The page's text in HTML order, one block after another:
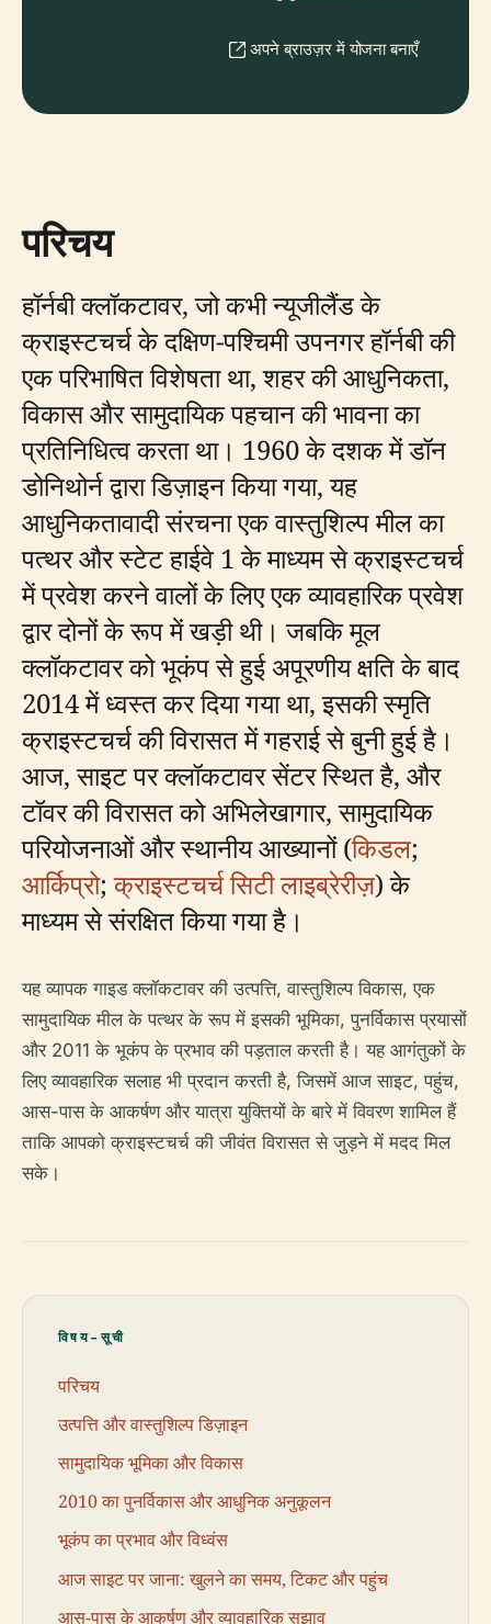
अपने ब्राउज़र में योजना बनाएँ
परिचय
हॉर्नबी क्लॉकटावर, जो कभी न्यूजीलैंड के
क्राइस्टचर्च के दक्षिण-पश्चिमी उपनगर हॉर्नबी की
एक परिभाषित विशेषता था, शहर की आधुनिकता,
विकास और सामुदायिक पहचान की भावना का
प्रतिनिधित्व करता था। 1960 के दशक में डॉन
डोनिथोर्न द्वारा डिज़ाइन किया गया, यह
आधुनिकतावादी संरचना एक वास्तुशिल्प मील का
पत्थर और स्टेट हाईवे 1 के माध्यम से क्राइस्टचर्च
में प्रवेश करने वालों के लिए एक व्यावहारिक प्रवेश
द्वार दोनों के रूप में खड़ी थी। जबकि मूल
क्लॉकटावर को भूकंप से हुई अपूरणीय क्षति के बाद
2014 में ध्वस्त कर दिया गया था, इसकी स्मृति
क्राइस्टचर्च की विरासत में गहराई से बुनी हुई है।
आज, साइट पर क्लॉकटावर सेंटर स्थित है, और
टॉवर की विरासत को अभिलेखागार, सामुदायिक
परियोजनाओं और स्थानीय आख्यानों (किडल;
आर्किप्रो;क्राइस्टचर्च सिटी लाइब्रेरीज़) के
माध्यम से संरक्षित किया गया है।
यह व्यापक गाइड क्लॉकटावर की उत्पत्ति, वास्तुशिल्प विकास, एक
सामुदायिक मील के पत्थर के रूप में इसकी भूमिका, पुनर्विकास प्रयासों
और 2011 के भूकंप के प्रभाव की पड़ताल करती है। यह आगंतुकों के
लिए व्यावहारिक सलाह भी प्रदान करती है, जिसमें आज साइट, पहुंच,
आस-पास के आकर्षण और यात्रा युक्तियों के बारे में विवरण शामिल हैं
ताकि आपको क्राइस्टचर्च की जीवंत विरासत से जुड़ने में मदद मिल
सके।
विषय-सूची
परिचय
उत्पत्ति और वास्तुशिल्प डिज़ाइन
सामुदायिक भूमिका और विकास
2010 का पुनर्विकास और आधुनिक अनुकूलन
भूकंप का प्रभाव और विध्वंस
आज साइट पर जाना: खुलने का समय, टिकट और पहुंच
आस-पास के आकर्षण और व्यावहारिक सुझाव